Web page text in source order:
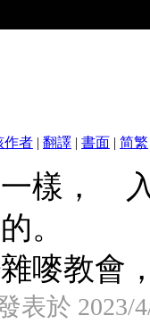
作者 | 翻譯 | 書面 | 简繁
一樣，
。
嘜教會
表於 2023/